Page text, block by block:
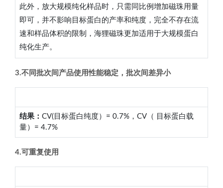
此外，放大规模纯化样品时，只需同比例增加磁珠用量
即可，并不影响目标蛋白的产率和纯度，完全不存在流
速和样品体积的限制，海狸磁珠更加适用于大规模蛋白
纯化生产。
3.不同批次间产品使用性能稳定，批次间差异小
结果： CV(目标蛋白纯度）= 0.7%，CV（ 目标蛋白载
量）= 4.7%
4.可重复使用